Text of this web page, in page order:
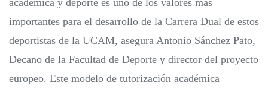
académica y deporte es uno de los valores más
importantes para el desarrollo de la Carrera Dual de estos
deportistas de la UCAM, asegura Antonio Sánchez Pato,
Decano de la Facultad de Deporte y director del proyecto
europeo. Este modelo de tutorización académica